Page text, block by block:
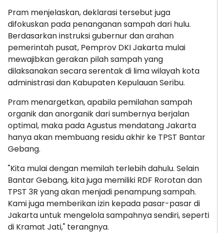
Pram menjelaskan, deklarasi tersebut juga
difokuskan pada penanganan sampah dari hulu.
Berdasarkan instruksi gubernur dan arahan
pemerintah pusat, Pemprov DKI Jakarta mulai
mewajibkan gerakan pilah sampah yang
dilaksanakan secara serentak di lima wilayah kota
administrasi dan Kabupaten Kepulauan Seribu.
Pram menargetkan, apabila pemilahan sampah
organik dan anorganik dari sumbernya berjalan
optimal, maka pada Agustus mendatang Jakarta
hanya akan membuang residu akhir ke TPST Bantar
Gebang.
"Kita mulai dengan memilah terlebih dahulu. Selain
Bantar Gebang, kita juga memiliki RDF Rorotan dan
TPST 3R yang akan menjadi penampung sampah.
Kami juga memberikan izin kepada pasar-pasar di
Jakarta untuk mengelola sampahnya sendiri, seperti
di Kramat Jati," terangnya.